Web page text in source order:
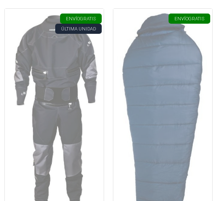
ENVÍOGRATIS
ÚLTIMA UNIDAD
ENVÍOGRATIS